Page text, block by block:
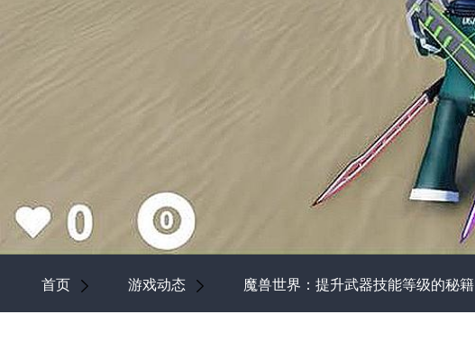
首页 游戏动态 魔兽世界：提升武器技能等级的秘籍